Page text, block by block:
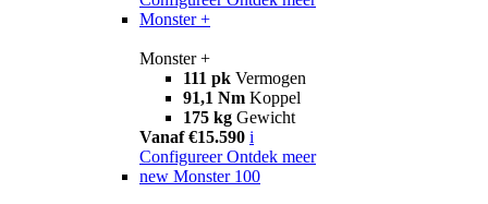
Monster +
Monster +
111 pk Vermogen
91,1 Nm Koppel
175 kg Gewicht
Vanaf €15.590 i
Configureer Ontdek meer
new Monster 100